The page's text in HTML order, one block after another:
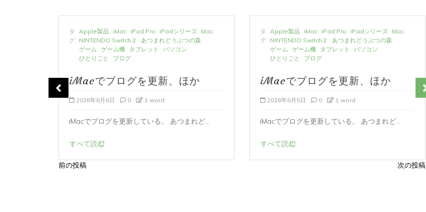
タ
グ:
Apple製品 iMac iPad Pro iPadシリーズ Mac
NINTENDO Switch２
あつまれどうぶつの森
ゲーム ゲーム機 タブレット
パソコン
ひとりごと
ブログ
iMacでブログを更新、ほか
2026年8月6日 0 1 word
iMacでブログを更新している。 あつまれど...
すべて読む
タ
グ:
Apple製品 iMac iPad Pro iPadシリーズ Mac
NINTENDO Switch２
あつまれどうぶつの森
ゲーム ゲーム機 タブレット
パソコン
ひとりごと
ブログ
iMacでブログを更新、ほか
2026年8月5日 0 1 word
iMacでブログを更新している。 あつまれど...
すべて読む
投
前の投稿 次の投稿